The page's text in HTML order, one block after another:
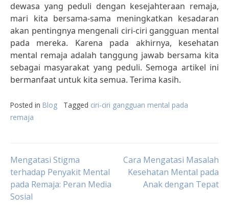
dewasa yang peduli dengan kesejahteraan remaja,
mari kita bersama-sama meningkatkan kesadaran
akan pentingnya mengenali ciri-ciri gangguan mental
pada mereka. Karena pada akhirnya, kesehatan
mental remaja adalah tanggung jawab bersama kita
sebagai masyarakat yang peduli. Semoga artikel ini
bermanfaat untuk kita semua. Terima kasih.
Posted in Blog Tagged ciri-ciri gangguan mental pada
remaja
Post
navigation
Mengatasi Stigma
terhadap Penyakit Mental
pada Remaja: Peran Media
Sosial
Cara Mengatasi Masalah
Kesehatan Mental pada
Anak dengan Tepat